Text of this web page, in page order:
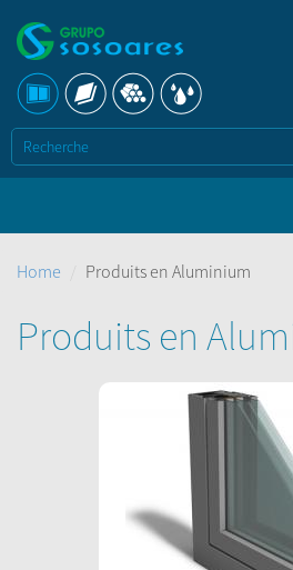
Home Produits en Aluminium
Produits en